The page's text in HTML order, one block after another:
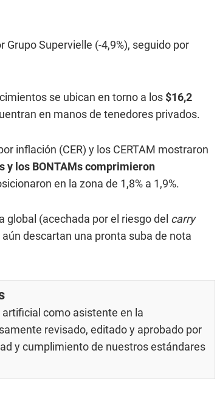
Supervielle (-4,9%), seguido por
se ubican en torno a los $16,2
en manos de tenedores privados.
inflación (CER) y los CERTAM mostraron
y los BONTAMs comprimieron
en la zona de 1,8% a 1,9%.
(acechada por el riesgo del carry
descartan una pronta suba de nota
como asistente en la
revisado, editado y aprobado por
y cumplimiento de nuestrosestándares